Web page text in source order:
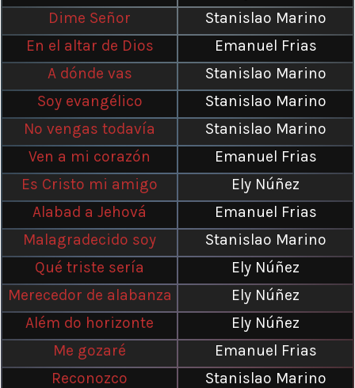
Dime Señor
Stanislao Marino
En el altar de Dios
Emanuel Frias
A dónde vas
Stanislao Marino
Soy evangélico
Stanislao Marino
No vengas todavía
Stanislao Marino
Ven a mi corazón
Emanuel Frias
Es Cristo mi amigo
Ely Núñez
Alabad a Jehová
Emanuel Frias
Malagradecido soy
Stanislao Marino
Qué triste sería
Ely Núñez
Merecedor de alabanza
Ely Núñez
Além do horizonte
Ely Núñez
Me gozaré
Emanuel Frias
Reconozco
Stanislao Marino